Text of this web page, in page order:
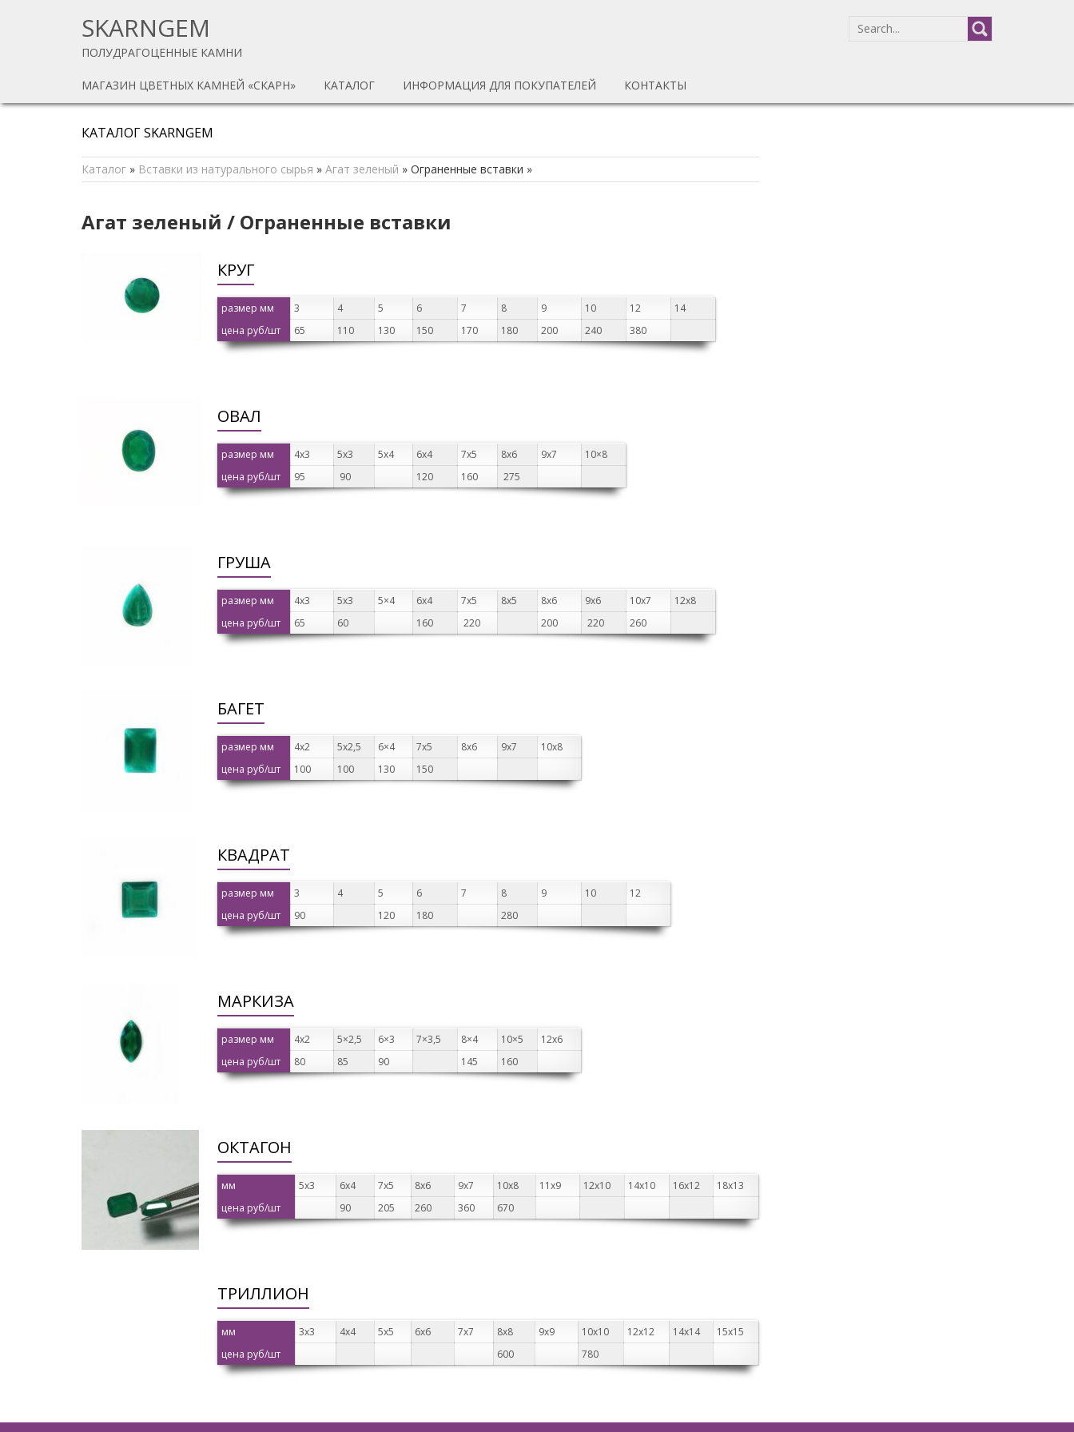
SKARNGEM
ПОЛУДРАГОЦЕННЫЕ КАМНИ
SEARCH
МАГАЗИН ЦВЕТНЫХ КАМНЕЙ «СКАРН» КАТАЛОГ ИНФОРМАЦИЯ ДЛЯ ПОКУПАТЕЛЕЙ КОНТАКТЫ
КАТАЛОГ SKARNGEM
Каталог » Вставки из натурального сырья » Агат зеленый » Ограненные вставки »
Агат зеленый / Ограненные вставки
КРУГ
размер мм 3 4 5 6 7 8 9 10 12
14
цена руб/шт
65 110 130 150 170 180 200 240 380
ОВАЛ
размер мм 4х3 5х3 5х4 6х4 7х5 8х6 9х7
10×8
цена руб/шт
95 90 120 160 275
ГРУША
размер мм 4х3 5х3 5×4 6х4 7х5 8х5 8х6 9х6 10х7
12х8
цена руб/шт
65 60 160 220 200 220 260
БАГЕТ
размер мм 4х2 5х2,5 6×4 7х5 8х6 9х7
10х8
цена руб/шт
100 100 130 150
КВАДРАТ
размер мм 3 4 5 6 7 8 9 10
12
цена руб/шт
90 120 180 280
МАРКИЗА
размер мм 4х2 5×2,5 6×3 7×3,5 8×4 10×5
12х6
цена руб/шт
80 85 90 145 160
ОКТАГОН
мм 5х3 6х4 7х5 8х6 9х7 10х8 11х9 12х10 14х10 16х12
18х13
цена руб/шт
90 205 260 360 670
ТРИЛЛИОН
мм 3х3 4х4 5х5 6х6 7х7 8х8 9х9 10х10 12х12 14х14
15х15
цена руб/шт
600 780